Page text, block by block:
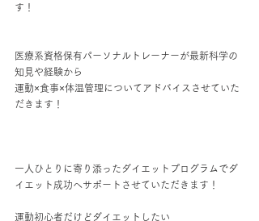
す！
医療系資格保有パーソナルトレーナーが最新科学の
知見や経験から
運動×食事×体温管理についてアドバイスさせていた
だきます！
一人ひとりに寄り添ったダイエットプログラムでダ
イエット成功へサポートさせていただきます！
運動初心者だけどダイエットしたい